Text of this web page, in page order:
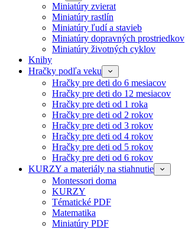
Miniatúry zvierat
Miniatúry rastlín
Miniatúry ľudí a stavieb
Miniatúry dopravných prostriedkov
Miniatúry životných cyklov
Knihy
Hračky podľa veku
Hračky pre deti do 6 mesiacov
Hračky pre deti do 12 mesiacov
Hračky pre deti od 1 roka
Hračky pre deti od 2 rokov
Hračky pre deti od 3 rokov
Hračky pre deti od 4 rokov
Hračky pre deti od 5 rokov
Hračky pre deti od 6 rokov
KURZY a materiály na stiahnutie
Montessori doma
KURZY
Tématické PDF
Matematika
Miniatúry PDF